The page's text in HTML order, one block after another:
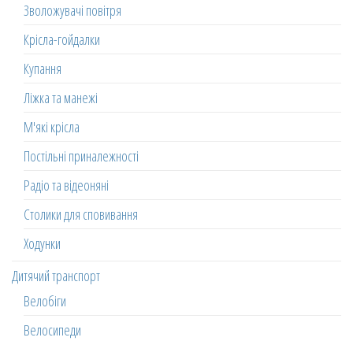
Зволожувачі повітря
Крісла-гойдалки
Купання
Ліжка та манежі
М'які крісла
Постільні приналежності
Радіо та відеоняні
Столики для сповивання
Ходунки
Дитячий транспорт
Велобіги
Велосипеди